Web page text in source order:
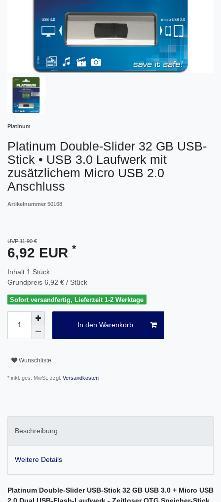
Platinum
Platinum Double-Slider 32 GB USB-
Stick • USB 3.0 Laufwerk mit
zusätzlichem Micro USB 2.0
Anschluss
Artikelnummer 50168
UVP 11,90 €
6,92 EUR *
Inhalt 1 Stück
Grundpreis 6,92 € / Stück
Sofort versandfertig, Lieferzeit 1-2 Werktage
In den Warenkorb
Wunschliste
* inkl. ges. MwSt. zzgl. Versandkosten
Beschreibung
Weitere Details
Platinum Double-Slider USB-Stick 32 GB USB 3.0 + Micro USB
2.0 Dual USB-Flash-Laufwerk - Zeitloser OTG Speicher-Stick